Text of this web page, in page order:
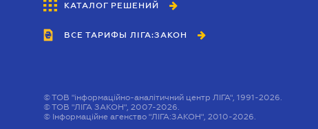
БУХГАЛТЕР&ЗАКОН
ВЕСТНИК МСФО
КАТАЛОГ РЕШЕНИЙ
ВСЕ ТАРИФЫ ЛІГА:ЗАКОН
©ТОВ "інформаційно-аналітичний центр ЛІГА", 1991-2026.
©ТОВ "ЛІГА ЗАКОН", 2007-2026.
© Інформаційне агенство "ЛІГА:ЗАКОН", 2010-2026.